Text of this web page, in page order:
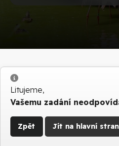
Info
Litujeme,
Vašemu zadání
Zpět Jít na hlavní